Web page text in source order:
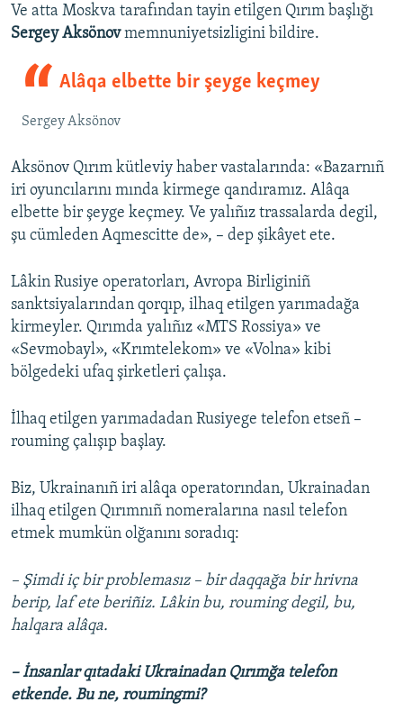
Ve atta Moskva tarafından tayin etilgen Qırım başlığı
Sergey Aksönovmemnuniyetsizligini bildire.
Alâqa elbette bir şeyge keçmey
Sergey Aksönov
Aksönov Qırım kütleviy haber vastalarında: «Bazarnıñ
iri oyuncılarını mında kirmege qandıramız. Alâqa
elbette bir şeyge keçmey. Ve yalıñız trassalarda degil,
şu cümleden Aqmescitte de», – dep şikâyet ete.
Lâkin Rusiye operatorları, Avropa Birliginiñ
sanktsiyalarından qorqıp, ilhaq etilgen yarımadağa
kirmeyler. Qırımda yalıñız «MTS Rossiya» ve
«Sevmobayl», «Krımtelekom» ve «Volna» kibi
bölgedeki ufaq şirketleri çalışa.
İlhaq etilgen yarımadadan Rusiyege telefon etseñ –
rouming çalışıp başlay.
Biz, Ukrainanıñ iri alâqa operatorından, Ukrainadan
ilhaq etilgen Qırımnıñ nomeralarına nasıl telefon
etmek mumkün olğanını soradıq:
– Şimdi iç bir problemasız – bir daqqağa bir hrivna
berip, laf ete beriñiz. Lâkin bu, rouming degil, bu,
halqara alâqa.
– İnsanlar qıtadaki Ukrainadan Qırımğa telefon
etkende. Bu ne, roumingmi?